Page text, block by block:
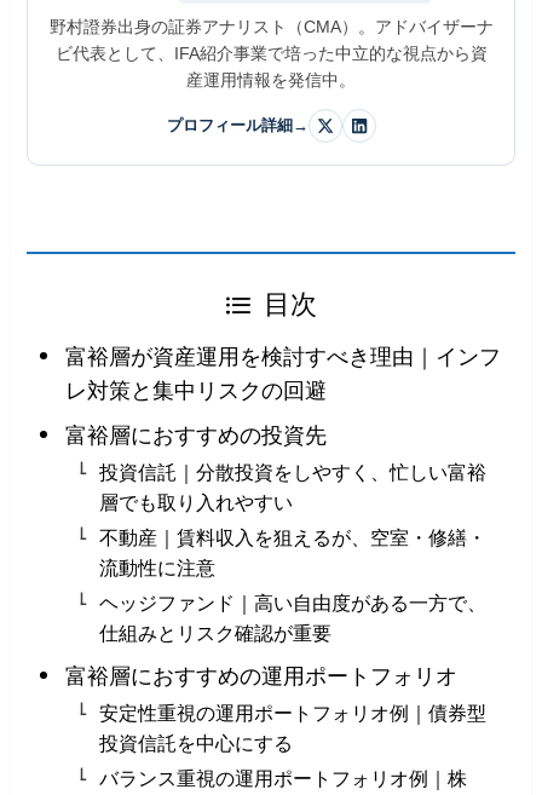
野村證券出身の証券アナリスト（CMA）。アドバイザーナ
ビ代表として、IFA紹介事業で培った中立的な視点から資
産運用情報を発信中。
プロフィール詳細→
目次
富裕層が資産運用を検討すべき理由｜インフ
レ対策と集中リスクの回避
富裕層におすすめの投資先
投資信託｜分散投資をしやすく、忙しい富裕
層でも取り入れやすい
不動産｜賃料収入を狙えるが、空室・修繕・
流動性に注意
ヘッジファンド｜高い自由度がある一方で、
仕組みとリスク確認が重要
富裕層におすすめの運用ポートフォリオ
安定性重視の運用ポートフォリオ例｜債券型
投資信託を中心にする
バランス重視の運用ポートフォリオ例｜株